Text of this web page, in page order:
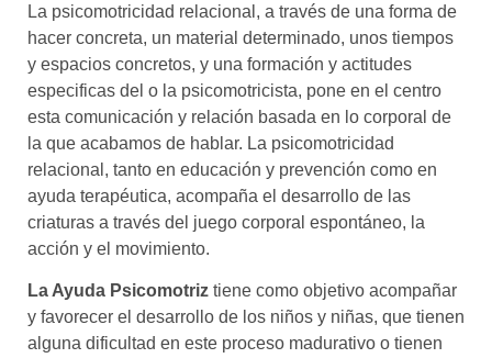
La psicomotricidad relacional, a través de una forma de
hacer concreta, un material determinado, unos tiempos
y espacios concretos, y una formación y actitudes
especificas del o la psicomotricista, pone en el centro
esta comunicación y relación basada en lo corporal de
la que acabamos de hablar. La psicomotricidad
relacional, tanto en educación y prevención como en
ayuda terapéutica, acompaña el desarrollo de las
criaturas a través del juego corporal espontáneo, la
acción y el movimiento.
La Ayuda Psicomotriz tiene como objetivo acompañar
y favorecer el desarrollo de los niños y niñas, que tienen
alguna dificultad en este proceso madurativo o tienen